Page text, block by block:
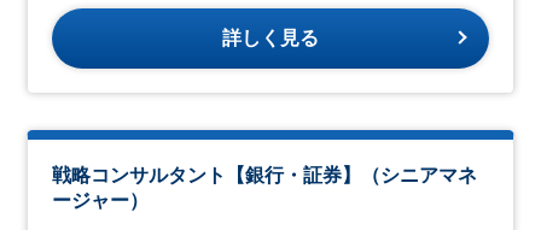
詳しく見る
戦略コンサルタント【銀行・証券】（シニアマネ
ージャー）